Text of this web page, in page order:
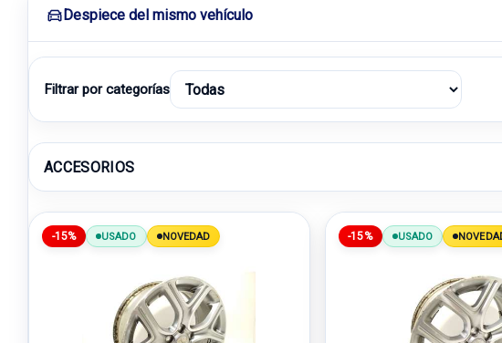
Despiece del mismo vehículo
Filtrar por categorías
ACCESORIOS
-15% USADO NOVEDAD -15% USADO